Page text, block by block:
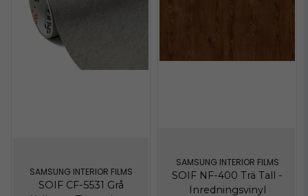
SAMSUNG INTERIOR FILMS
SOIF CF-5531 Grå
SAMSUNG INTERIOR FILMS
SOIF NF-400 Trä Tall -
Inredningsvinyl